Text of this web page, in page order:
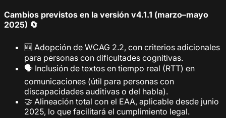
Cambios previstos en la versión v4.1.1 (marzo–mayo
2025) 🔄
🆕 Adopción de WCAG 2.2, con criterios adicionales
para personas con dificultades cognitivas.
🗣️ Inclusión de textos en tiempo real (RTT) en
comunicaciones (útil para personas con
discapacidades auditivas o del habla).
🤝 Alineación total con el EAA, aplicable desde junio
2025, lo que facilitará el cumplimiento legal.